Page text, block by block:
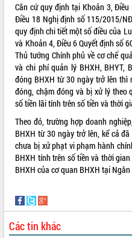
Căn cứ quy định tại Khoản 3, Điều
Điều 18 Nghị định số115/2015/
quy định chi tiết một số điều của
và Khoản 4, Điều 6 Quyết định số
Thủ tướng Chính phủ về cơ chế
và chi phí quản lý BHXH, BHYT,
đóng BHXH từ 30 ngày trở lên
đóng, chậm đóng và bị xử lý
số tiền lãi tính trên số tiền và thời
Theo đó, trường hợp doanh
BHXH từ 30 ngày trở lên, kể cả
chưa bị xử phạt vi phạm hành
BHXH tính trên số tiền và thời
BHXH của cơ quan BHXH tại
Các tin khác